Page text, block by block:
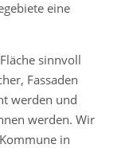
eine
sinnvoll
Fassaden
werden und
werden. Wir
in